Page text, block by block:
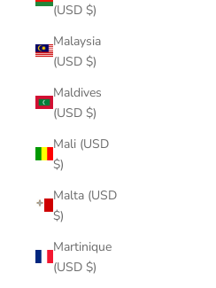
(USD $)
Malaysia
(USD $)
Maldives
(USD $)
Mali (USD
$)
Malta (USD
$)
Martinique
(USD $)